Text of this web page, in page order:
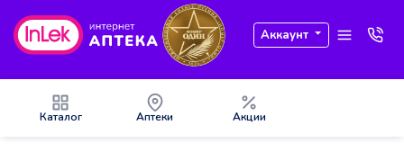
Аккаунт
Каталог Аптеки Акции